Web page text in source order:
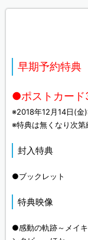
早期予約特典
●ポストカード
※2018年12月14日(金)
※特典は無くなり次第
封入特典
●ブックレット
特典映像
●感動の軌跡～メイ